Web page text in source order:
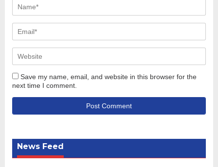
Save my name, email, and website in this browser for the
next time I comment.
News Feed